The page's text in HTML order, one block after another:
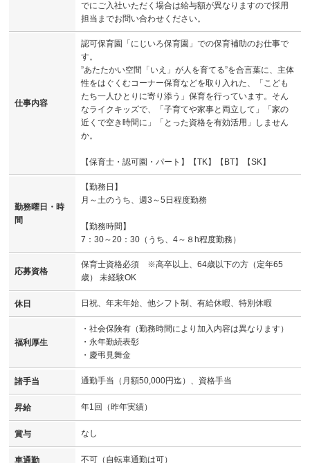
でにご入社いただく場合は給与額が異なりますので採用
担当までお問い合わせください。
仕事内容
認可保育園「にじいろ保育園」での保育補助のお仕事で
す。
”あたたかい空間「いえ」が人を育てる”を合言葉に、主体
性をはぐくむコーナー保育などを取り入れた、「こども
たち一人ひとりに寄り添う」保育を行っています。そん
なライクキッズで、「子育てや家事と両立して」「家の
近くで空き時間に」「とった資格を有効活用」しません
か。
【保育士・認可園・パート】【TK】【BT】【SK】
勤務曜日・時
間
【勤務日】
月～土のうち、週3～5日程度勤務
【勤務時間】
7：30～20：30（うち、4～８h程度勤務）
応募資格
保育士資格必須 ※高卒以上、64歳以下の方（定年65
歳） 未経験OK
休日 日祝、年末年始、他シフト制、有給休暇、特別休暇
福利厚生
・社会保険有（勤務時間により加入内容は異なります）
・永年勤続表彰
・慶弔見舞金
諸手当 通勤手当（月額50,000円迄）、資格手当
昇給 年1回（昨年実績）
賞与 なし
車通勤 不可（自転車通勤は可）